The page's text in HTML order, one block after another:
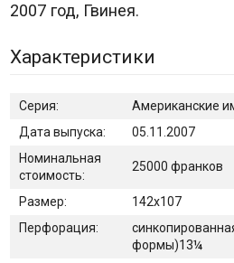
2007 год, Гвинея.
Характеристики
Серия:
Американские
Дата выпуска:
05.11.2007
Номинальная
стоимость:
25000 франков
Размер:
142х107
Перфорация:
формы)13¼